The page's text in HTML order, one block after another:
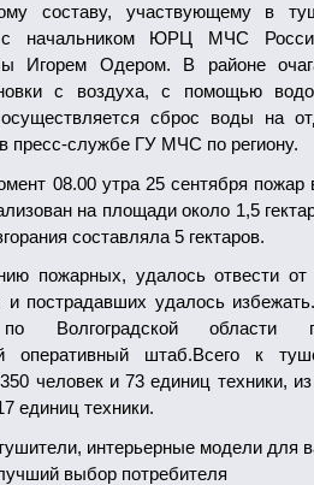
составу, участвующему в
начальником ЮРЦ МЧС России
Игорем Одером. В районе
с воздуха, с помощью
сброс воды на
пресс-службе ГУ МЧС по региону.
08.00 утра 25 сентября пожар
на площади около 1,5
составляла 5 гектаров.
пожарных, удалось отвести от
и пострадавших удалось
области
оперативный штаб.Всего к
человек и 73 единиц техники,
единиц техники.
интерьерные модели для
выбор потребителя